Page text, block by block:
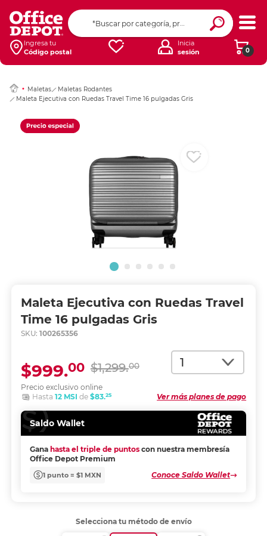
Ingresa tu
Código postal
0
Inicia
sesión
Maletas
Maletas Rodantes
Maleta Ejecutiva con Ruedas Travel Time 16 pulgadas Gris
Maleta Ejecutiva con Ruedas Travel
Time 16 pulgadas Gris
SKU: 100265356
Cantidad
Precio exclusivo online
$1,299.00
$999.00
Ver más planes de pago
Hasta 12 MSI de $83.25
Saldo Wallet
Gana hasta el triple de puntos con nuestra membresía
Office Depot Premium
1 punto = $1 MXN Conoce Saldo Wallet
Ingresar Codigo
Selecciona tu método de envío